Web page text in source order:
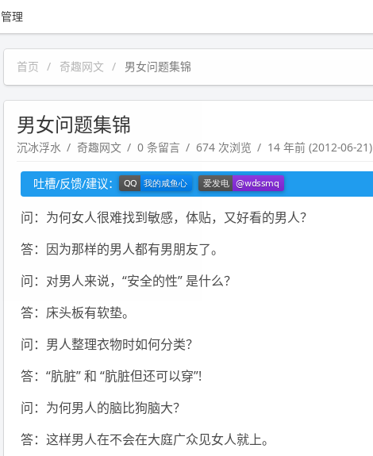
管理
首页 奇趣网文 男女问题集锦
男女问题集锦
沉冰浮水 奇趣网文 0 条留言 674 次浏览 14 年前 (2012-06-21)
吐槽/反馈/建议：
问：为何女人很难找到敏感，体贴，又好看的男人？
答：因为那样的男人都有男朋友了。
问：对男人来说，“安全的性” 是什么？
答：床头板有软垫。
问：男人整理衣物时如何分类？
答：“肮脏” 和 “肮脏但还可以穿”!
问：为何男人的脑比狗脑大？
答：这样男人在不会在大庭广众见女人就上。